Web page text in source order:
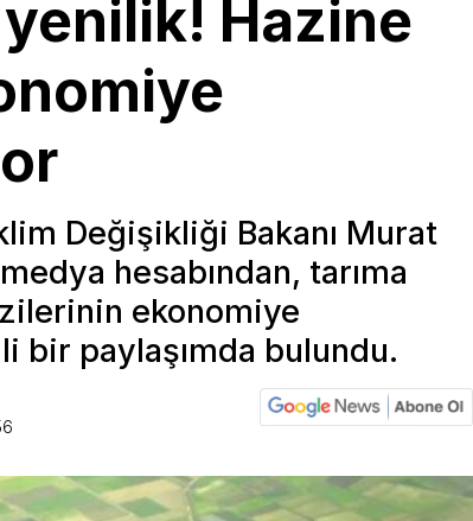
Hazine
Değişikliği Bakanı Murat
hesabından, tarıma
ekonomiye
bir paylaşımda bulundu.